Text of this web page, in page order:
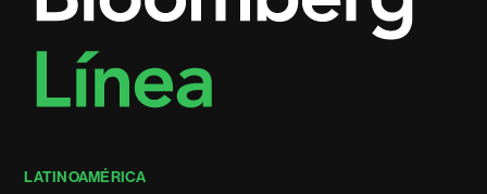
LATINOAMÉRICA